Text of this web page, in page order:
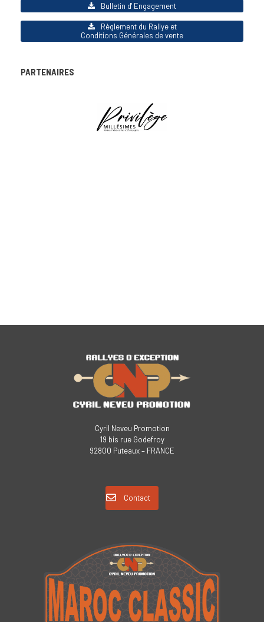
Bulletin d' Engagement
Règlement du Rallye et
Conditions Générales de vente
PARTENAIRES
Cyril Neveu Promotion
19 bis rue Godefroy
92800 Puteaux – FRANCE
Contact